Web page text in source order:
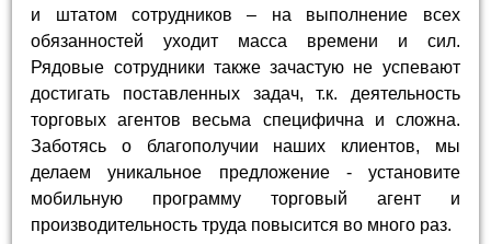
и штатом сотрудников – на выполнение всех
обязанностей уходит масса времени и сил.
Рядовые сотрудники также зачастую не успевают
достигать поставленных задач, т.к. деятельность
торговых агентов весьма специфична и сложна.
Заботясь о благополучии наших клиентов, мы
делаем уникальное предложение - установите
мобильную программу торговый агент и
производительность труда повысится во много раз.